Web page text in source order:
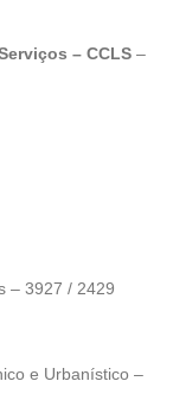
– CCLS –
– 3927 / 2429
e Urbanístico –